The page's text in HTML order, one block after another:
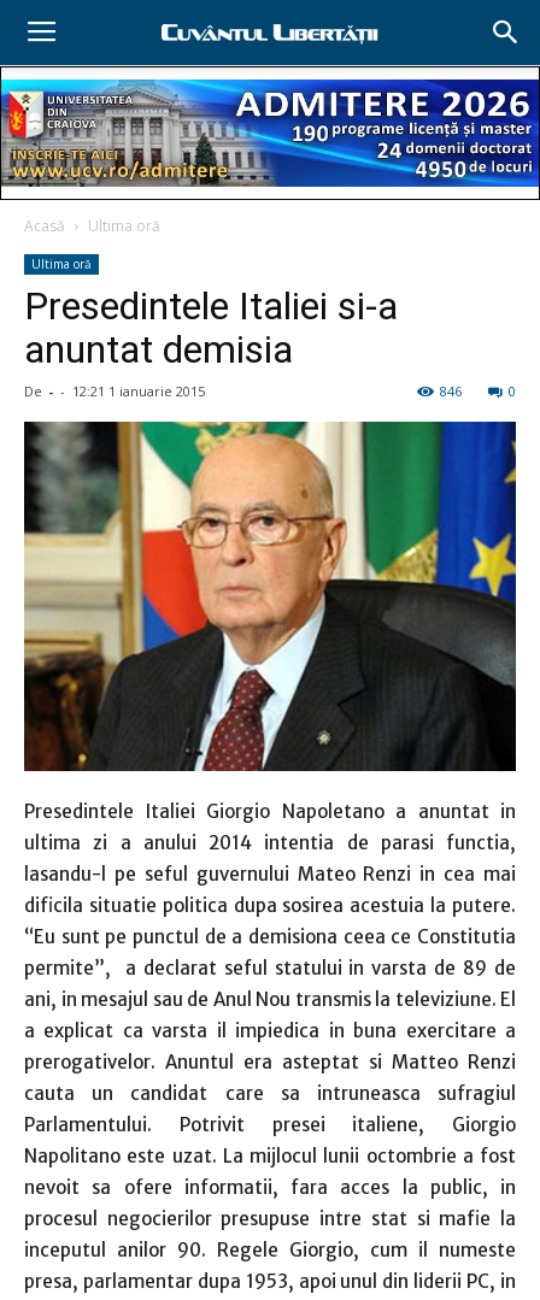
Acasă Ultima oră
Ultima oră
Presedintele Italiei si-a
anuntat demisia
De - - 12:21 1 ianuarie 2015 0
846
Presedintele Italiei Giorgio Napoletano a anuntat in
ultima zi a anului 2014 intentia de parasi functia,
lasandu-l pe seful guvernului Mateo Renzi in cea mai
dificila situatie politica dupa sosirea acestuia la putere.
“Eu sunt pe punctul de a demisiona ceea ce Constitutia
permite”, a declarat seful statului in varsta de 89 de
ani, in mesajul sau de Anul Nou transmis la televiziune. El
a explicat ca varsta il impiedica in buna exercitare a
prerogativelor. Anuntul era asteptat si Matteo Renzi
cauta un candidat care sa intruneasca sufragiul
Parlamentului. Potrivit presei italiene, Giorgio
Napolitano este uzat. La mijlocul lunii octombrie a fost
nevoit sa ofere informatii, fara acces la public, in
procesul negocierilor presupuse intre stat si mafie la
inceputul anilor 90. Regele Giorgio, cum il numeste
presa, parlamentar dupa 1953, apoi unul din liderii PC, in